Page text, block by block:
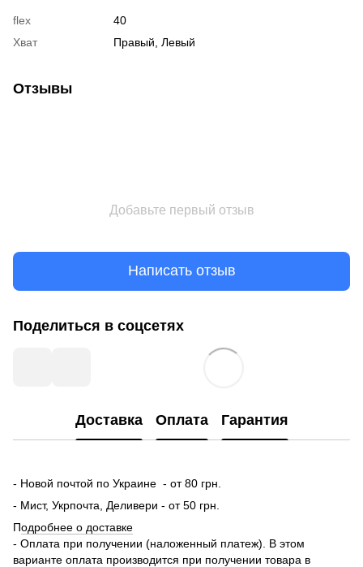
flex
40
Хват
Правый, Левый
Отзывы
Добавьте первый отзыв
Написать отзыв
Поделиться в соцсетях
Доставка Оплата Гарантия
- Новой почтой по Украине - от 80 грн.
- Мист, Укрпочта, Деливери - от 50 грн.
Подробнее о доставке
- Оплата при получении (наложенный платеж). В этом
варианте оплата производится при получении товара в